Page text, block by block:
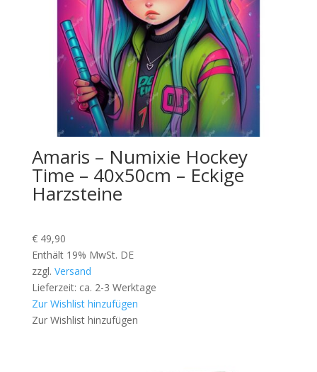
Amaris – Numixie Hockey
Time – 40x50cm – Eckige
Harzsteine
€49,90
Enthält 19% MwSt. DE
zzgl. Versand
Lieferzeit: ca. 2-3 Werktage
Zur Wishlist hinzufügen
Zur Wishlist hinzufügen